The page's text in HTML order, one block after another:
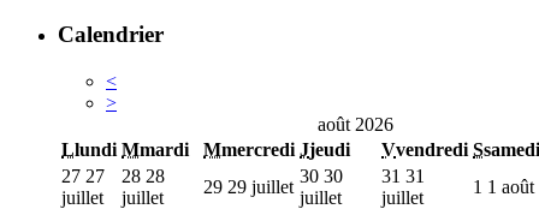
Calendrier
<
>
août 2026
Llundi Mmardi Mmercredi Jjeudi Vvendredi Ssamedi
27 27
juillet
28 28
juillet
29 29 juillet
30 30
juillet
31 31
juillet
1 1 août